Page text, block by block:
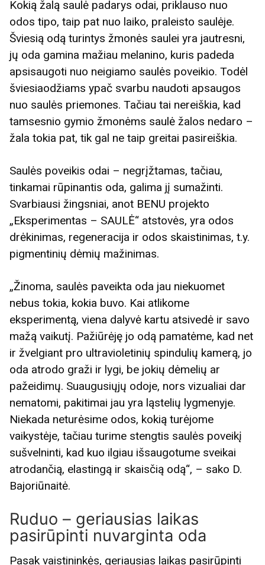
Kokią žalą saulė padarys odai, priklauso nuo
odos tipo, taip pat nuo laiko, praleisto saulėje.
Šviesią odą turintys žmonės saulei yra jautresni,
jų oda gamina mažiau melanino, kuris padeda
apsisaugoti nuo neigiamo saulės poveikio. Todėl
šviesiaodžiams ypač svarbu naudoti apsaugos
nuo saulės priemones. Tačiau tai nereiškia, kad
tamsesnio gymio žmonėms saulė žalos nedaro –
žala tokia pat, tik gal ne taip greitai pasireiškia.
Saulės poveikis odai – negrįžtamas, tačiau,
tinkamai rūpinantis oda, galima jį sumažinti.
Svarbiausi žingsniai, anot BENU projekto
„Eksperimentas – SAULĖ“ atstovės, yra odos
drėkinimas, regeneracija ir odos skaistinimas, t.y.
pigmentinių dėmių mažinimas.
„Žinoma, saulės paveikta oda jau niekuomet
nebus tokia, kokia buvo. Kai atlikome
eksperimentą, viena dalyvė kartu atsivedė ir savo
mažą vaikutį. Pažiūrėję jo odą pamatėme, kad net
ir žvelgiant pro ultravioletinių spindulių kamerą, jo
oda atrodo graži ir lygi, be jokių dėmelių ar
pažeidimų. Suaugusiųjų odoje, nors vizualiai dar
nematomi, pakitimai jau yra ląstelių lygmenyje.
Niekada neturėsime odos, kokią turėjome
vaikystėje, tačiau turime stengtis saulės poveikį
sušvelninti, kad kuo ilgiau išsaugotume sveikai
atrodančią, elastingą ir skaisčią odą“, – sako D.
Bajoriūnaitė.
Ruduo – geriausias laikas
pasirūpinti nuvarginta oda
Pasak vaistininkės, geriausias laikas pasirūpinti